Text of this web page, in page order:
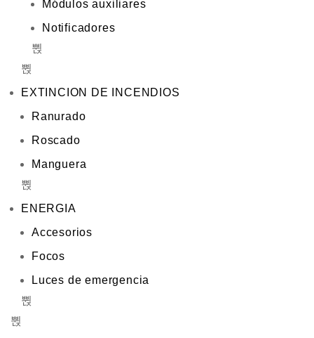
Módulos auxiliares
Notificadores
EXTINCION DE INCENDIOS
Ranurado
Roscado
Manguera
ENERGIA
Accesorios
Focos
Luces de emergencia